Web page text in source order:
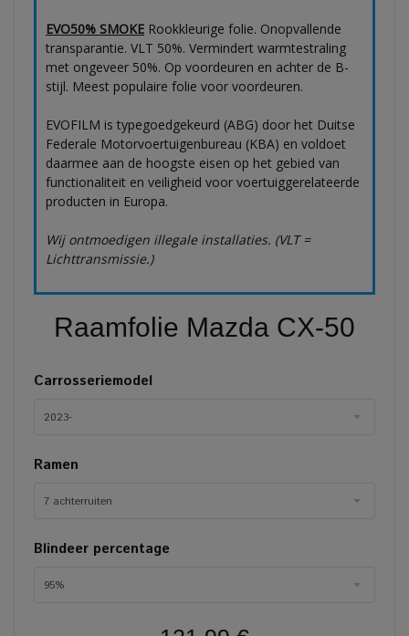
EVO50% SMOKE Rookkleurige folie. Onopvallende
transparantie. VLT 50%. Vermindert warmtestraling
met ongeveer 50%. Op voordeuren en achter de B-
stijl. Meest populaire folie voor voordeuren.
EVOFILM is typegoedgekeurd (ABG) door het Duitse
Federale Motorvoertuigenbureau (KBA) en voldoet
daarmee aan de hoogste eisen op het gebied van
functionaliteit en veiligheid voor voertuiggerelateerde
producten in Europa.
Wij ontmoedigen illegale installaties. (VLT =
Lichttransmissie.)
Raamfolie Mazda CX-50
Carrosseriemodel
2023-
Ramen
7 achterruiten
Blindeer percentage
95%